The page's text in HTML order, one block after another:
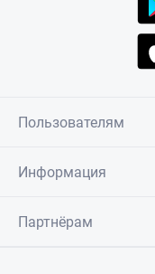
Пользователям
Информация
Партнёрам